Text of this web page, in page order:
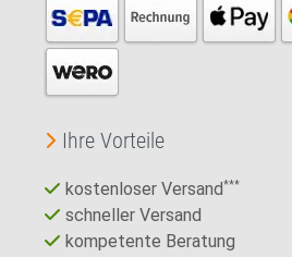
Ihre Vorteile
kostenloser Versand***
schneller Versand
kompetente Beratung